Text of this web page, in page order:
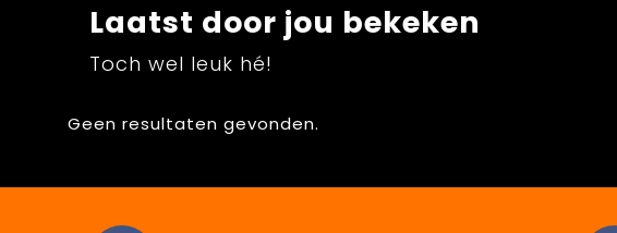
Laatst door jou bekeken
Toch wel leuk hé!
Geen resultaten gevonden.